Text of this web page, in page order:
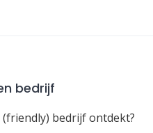
bedrijf
(friendly) bedrijf ontdekt?